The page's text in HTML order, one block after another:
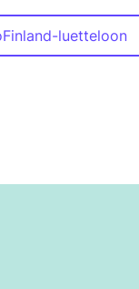
luetteloon